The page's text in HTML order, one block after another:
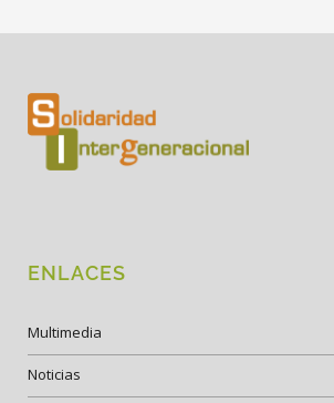
ENLACES
Multimedia
Noticias